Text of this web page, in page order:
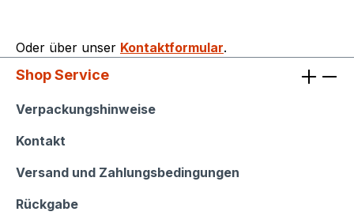
Oder über unser Kontaktformular.
Shop Service
Shop Service
Verpackungshinweise
Kontakt
Versand und Zahlungsbedingungen
Rückgabe